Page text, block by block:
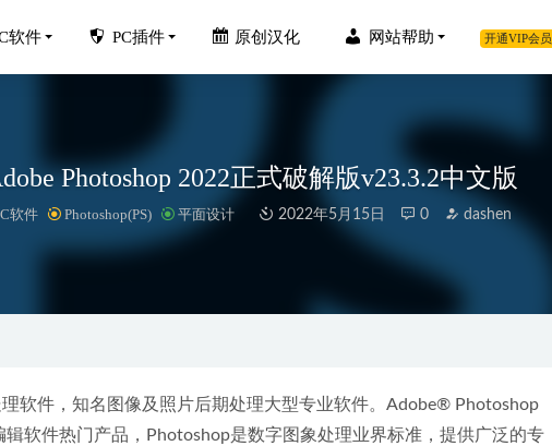
软件 PC插件 原创汉化 网站帮助 开通VIP会员
Photoshop 2022正式破解版v23.3.2中文版
软件 Photoshop(PS) 平面设计 2022年5月15日 0 dashen
软件，知名图像及照片后期处理大型专业软件。Adobe® Photoshop
软件热门产品，Photoshop是数字图象处理业界标准，提供广泛的专
Enhancer 1.5.0中文破解版-AI智能视频4K修复 2023-03-21
SolidWorks 2024 SP1 Full Premium 中文破解版 2024-02-18